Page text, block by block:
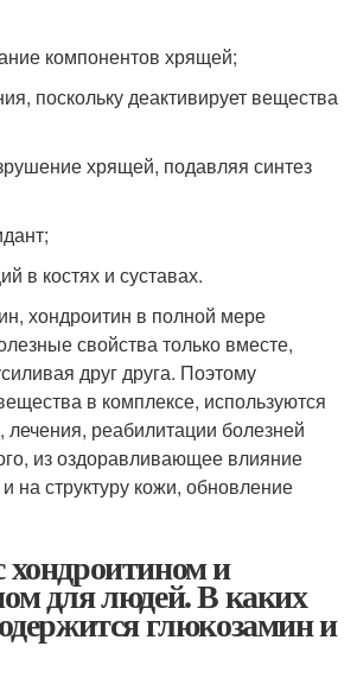
компонентов хрящей;
поскольку деактивирует вещества
хрящей, подавляя синтез
в костях и суставах.
хондроитин в полной мере
свойства только вместе,
друг друга. Поэтому
в комплексе, используются
реабилитации болезней
из оздоравливающее влияние
на структуру кожи, обновление
и
для людей. В каких
глюкозамин и